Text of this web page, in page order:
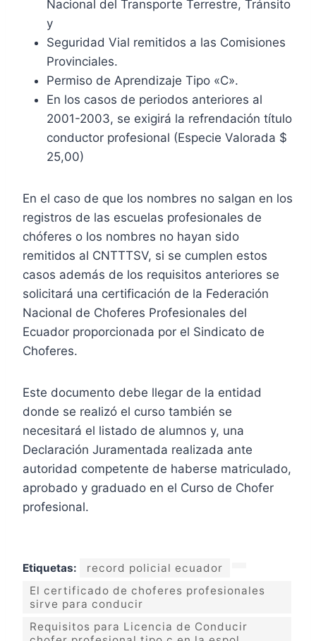
Nacional del Transporte Terrestre, Tránsito
y
Seguridad Vial remitidos a las Comisiones
Provinciales.
Permiso de Aprendizaje Tipo «C».
En los casos de periodos anteriores al
2001-2003, se exigirá la refrendación título
conductor profesional (Especie Valorada $
25,00)
En el caso de que los nombres no salgan en los
registros de las escuelas profesionales de
chóferes o los nombres no hayan sido
remitidos al CNTTTSV, si se cumplen estos
casos además de los requisitos anteriores se
solicitará una certificación de la Federación
Nacional de Choferes Profesionales del
Ecuador proporcionada por el Sindicato de
Choferes.
Este documento debe llegar de la entidad
donde se realizó el curso también se
necesitará el listado de alumnos y, una
Declaración Juramentada realizada ante
autoridad competente de haberse matriculado,
aprobado y graduado en el Curso de Chofer
profesional.
Etiquetas:
record policial ecuador
El certificado de choferes profesionales
sirve para conducir
Requisitos para Licencia de Conducir